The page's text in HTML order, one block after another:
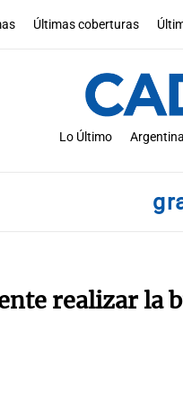
Últimas coberturas
Lo Último Argentina
realizar la